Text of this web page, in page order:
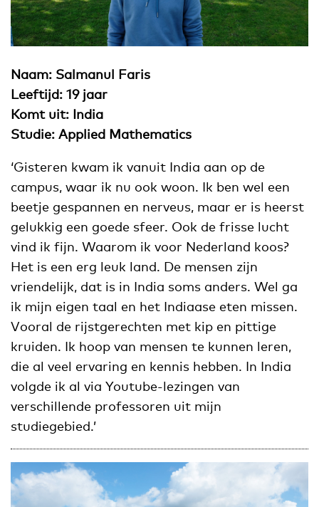
Naam: Salmanul Faris
Leeftijd: 19 jaar
Komt uit: India
Studie: Applied Mathematics
‘Gisteren kwam ik vanuit India aan op de
campus, waar ik nu ook woon. Ik ben wel een
beetje gespannen en nerveus, maar er is heerst
gelukkig een goede sfeer. Ook de frisse lucht
vind ik fijn. Waarom ik voor Nederland koos?
Het is een erg leuk land. De mensen zijn
vriendelijk, dat is in India soms anders. Wel ga
ik mijn eigen taal en het Indiaase eten missen.
Vooral de rijstgerechten met kip en pittige
kruiden. Ik hoop van mensen te kunnen leren,
die al veel ervaring en kennis hebben. In India
volgde ik al via Youtube-lezingen van
verschillende professoren uit mijn
studiegebied.’